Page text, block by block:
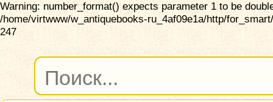
Warning: number_format() expects parameter 1 to be
/home/virtwww/w_antiquebooks-ru_4af09e1a/http/
247